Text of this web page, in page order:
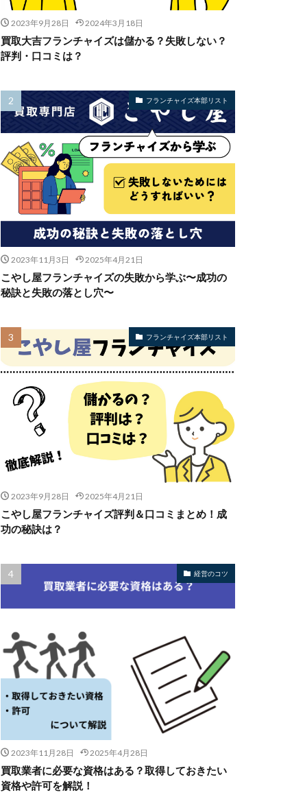
2023年9月28日 2024年3月18日
買取大吉フランチャイズは儲かる？失敗しない？
評判・口コミは？
フランチャイズ本部リスト
2023年11月3日 2025年4月21日
こやし屋フランチャイズの失敗から学ぶ〜成功の
秘訣と失敗の落とし穴〜
フランチャイズ本部リスト
2023年9月28日 2025年4月21日
こやし屋フランチャイズ評判＆口コミまとめ！成
功の秘訣は？
経営のコツ
2023年11月28日 2025年4月28日
買取業者に必要な資格はある？取得しておきたい
資格や許可を解説！